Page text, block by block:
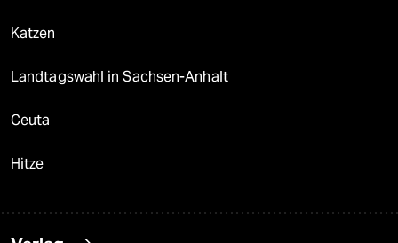
Katzen
Landtagswahl in Sachsen-Anhalt
Ceuta
Hitze